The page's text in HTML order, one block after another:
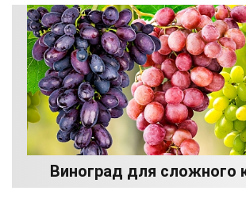
Виноград для сложного